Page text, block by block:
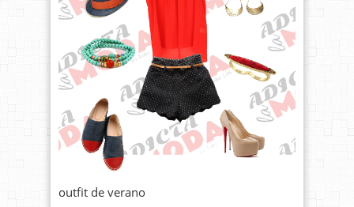
outfit de verano